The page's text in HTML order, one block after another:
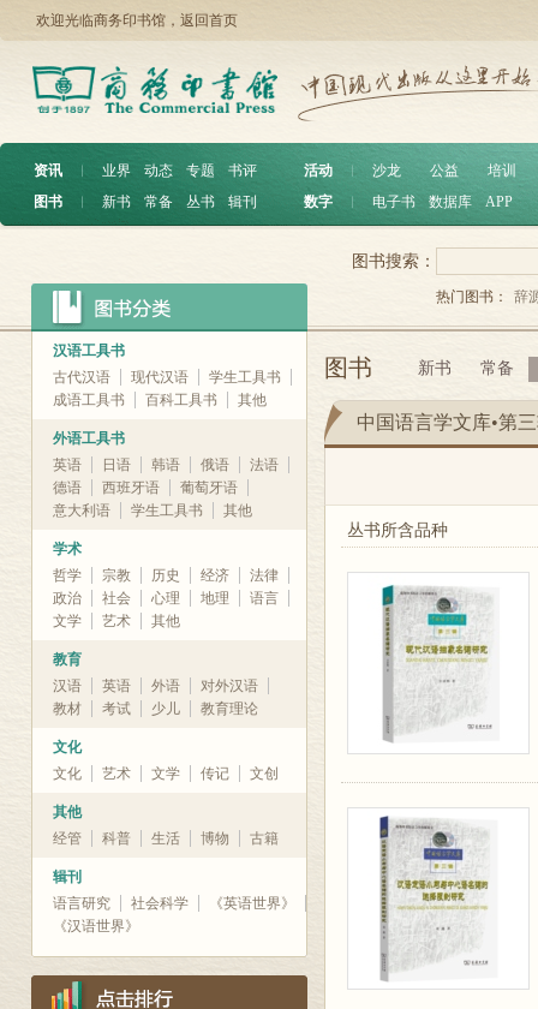
欢迎光临商务印书馆， 返回首页
资讯 ︱ 业界 动态 专题
书评
图书
︱ 新书 常备 丛书 辑刊
活动 沙龙 公益
培训
数字
电子书 数据库 APP
汉语工具书
古代汉语
现代汉语
学生工具书
成语工具书
百科工具书 其他
外语工具书
英语
日语 韩语 俄语
法语
德语
西班牙语
葡萄牙语
意大利语
学生工具书 其他
学术
哲学
宗教 历史 经济
法律
政治
社会 心理 地理
语言
文学
艺术 其他
教育
汉语
英语 外语
对外汉语
教材
考试 少儿 教育理论
文化
文化
艺术 文学 传记 文创
其他
经管
科普 生活 博物 古籍
辑刊
语言研究
社会科学
《英语世界》
《汉语世界》
图书搜索：
热门图书： 辞
图书 新书 常备
中国语言学文库•第
丛书所含品种